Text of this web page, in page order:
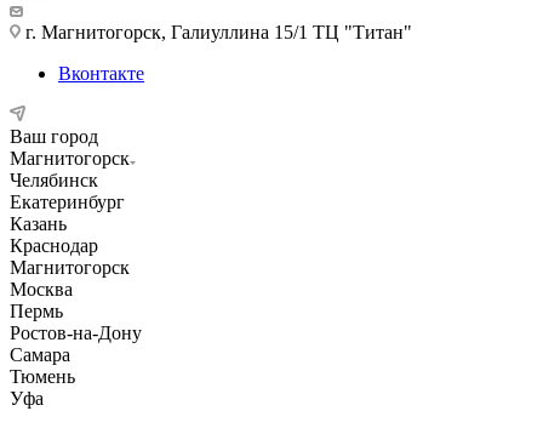
г. Магнитогорск, Галиуллина 15/1 ТЦ "Титан"
Вконтакте
Ваш город
Магнитогорск
Челябинск
Екатеринбург
Казань
Краснодар
Магнитогорск
Москва
Пермь
Ростов-на-Дону
Самара
Тюмень
Уфа